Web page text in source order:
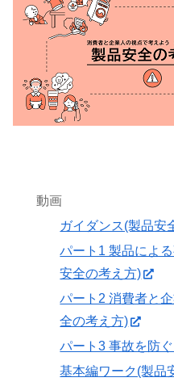
動画
ガイダンス(製品安
パート1 製品によ
安全の考え方)
パート2 消費者と
全の考え方)
パート3 事故を防
基本編ワーク(製品